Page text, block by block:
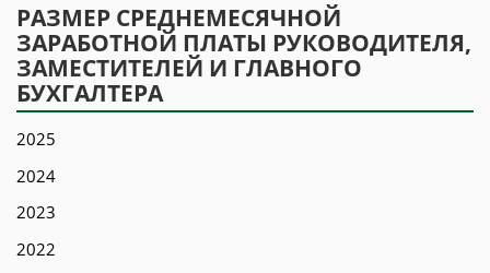
РАЗМЕР СРЕДНЕМЕСЯЧНОЙ
ЗАРАБОТНОЙ ПЛАТЫ РУКОВОДИТЕЛЯ,
ЗАМЕСТИТЕЛЕЙ И ГЛАВНОГО
БУХГАЛТЕРА
2025
2024
2023
2022